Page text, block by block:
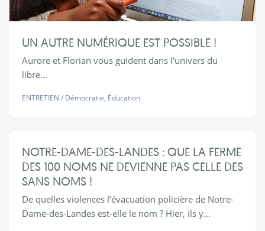
UN AUTRE NUMÉRIQUE EST POSSIBLE !
Aurore et Florian vous guident dans l'univers du
libre...
ENTRETIEN / Démocratie, Éducation
NOTRE-DAME-DES-LANDES : QUE LA FERME
DES 100 NOMS NE DEVIENNE PAS CELLE DES
SANS NOMS !
De quelles violences l’évacuation policière de Notre-
Dame-des-Landes est-elle le nom ? Hier, ils y...